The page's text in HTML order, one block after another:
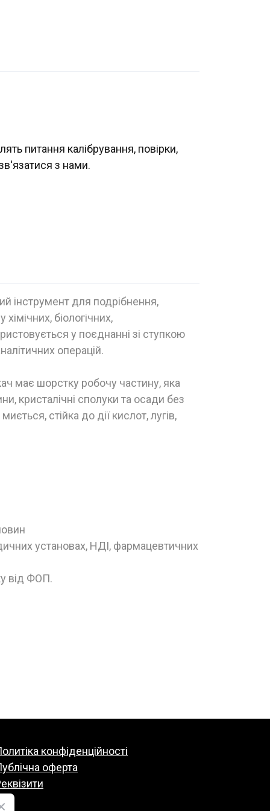
питання калібрування, повірки,
з нами.
інструмент для подрібнення,
біологічних,
у поєднанні зі ступкою
операцій.
має шорстку робочу частину, яка
кристалічні сполуки та осади без
стійка до дії кислот, лугів,
установах, НДІ, фармацевтичних
від ФОП.
конфіденційності
оферта